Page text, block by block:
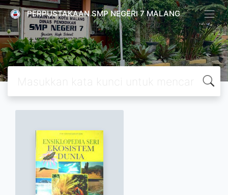
PERPUSTAKAAN SMP NEGERI 7 MALANG